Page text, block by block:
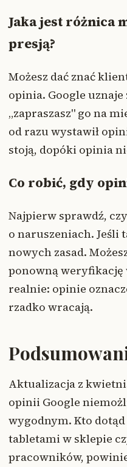
Jaka jest różnica
presją?
Możesz dać znać
opinia. Google uznaje
„zapraszasz" go na
od razu wystawił
stoją, dopóki opinia
Co robić, gdy
Najpierw sprawdź,
o naruszeniach. Jeśli
nowych zasad.
ponowną weryfikację
realnie: opinie
rzadko wracają.
Aktualizacja z
opinii Google
wygodnym. Kto
tabletami w sklepie
pracowników,